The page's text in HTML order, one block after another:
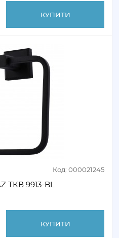
КУПИТИ
Код: 000021245
ТКВ 9913-BL
КУПИТИ